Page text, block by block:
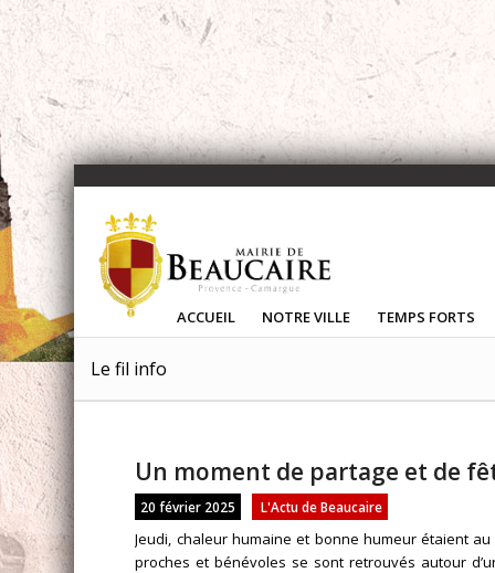
ACCUEIL NOTRE VILLE TEMPS FORTS
Le fil info
Un moment de partage et de
20 février 2025 L'Actu de Beaucaire
Jeudi, chaleur humaine et bonne humeur étaient au
proches et bénévoles se sont retrouvés autour